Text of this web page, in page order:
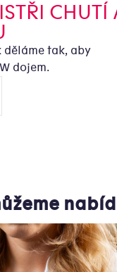
CHUTÍ
děláme tak, aby
dojem.